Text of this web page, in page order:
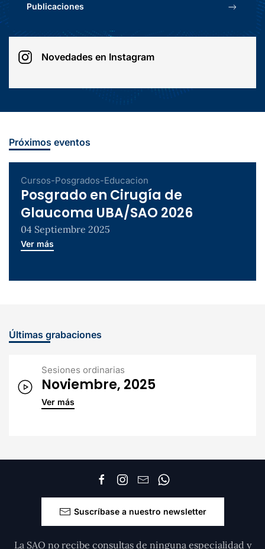
Publicaciones
Novedades en Instagram
Próximos eventos
Cursos-Posgrados-Educacion
Posgrado en Cirugía de
Glaucoma UBA/SAO 2026
04 Septiembre 2025
Ver más
Últimas grabaciones
Sesiones ordinarias
Noviembre, 2025
Ver más
Suscríbase a nuestro newsletter
La SAO no recibe consultas de ninguna especialidad y